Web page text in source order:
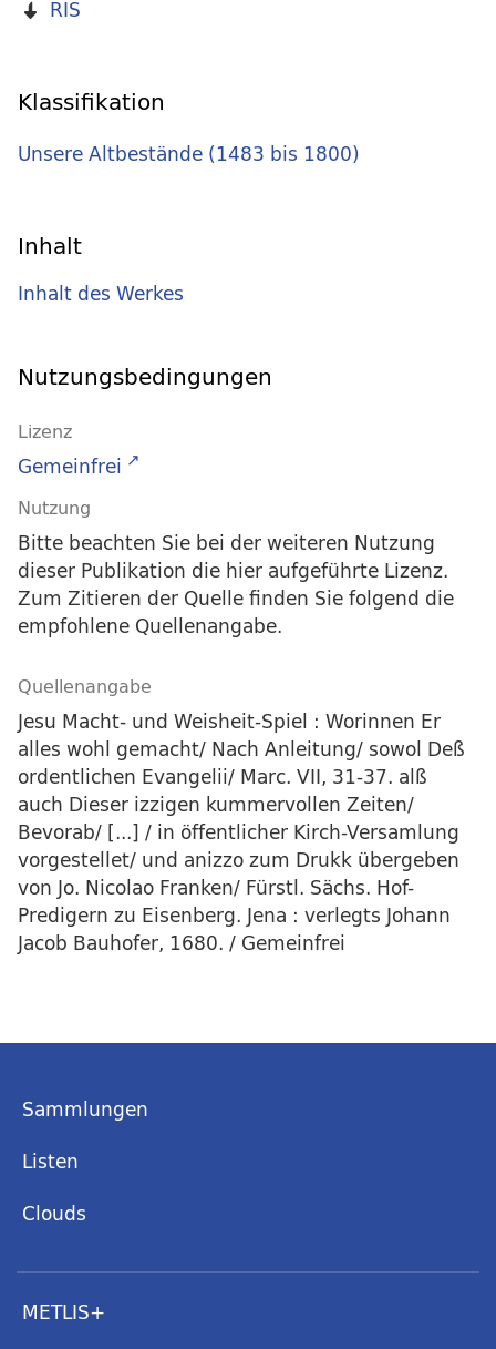
RIS
Klassifikation
Unsere Altbestände (1483 bis 1800)
Inhalt
Inhalt des Werkes
Nutzungsbedingungen
Lizenz
Gemeinfrei
Nutzung
Bitte beachten Sie bei der weiteren Nutzung
dieser Publikation die hier aufgeführte Lizenz.
Zum Zitieren der Quelle finden Sie folgend die
empfohlene Quellenangabe.
Quellenangabe
Jesu Macht- und Weisheit-Spiel : Worinnen Er
alles wohl gemacht/ Nach Anleitung/ sowol Deß
ordentlichen Evangelii/ Marc. VII, 31-37. alß
auch Dieser izzigen kummervollen Zeiten/
Bevorab/ [...] / in öffentlicher Kirch-Versamlung
vorgestellet/ und anizzo zum Drukk übergeben
von Jo. Nicolao Franken/ Fürstl. Sächs. Hof-
Predigern zu Eisenberg. Jena : verlegts Johann
Jacob Bauhofer, 1680. / Gemeinfrei
Sammlungen
Listen
Clouds
METLIS+